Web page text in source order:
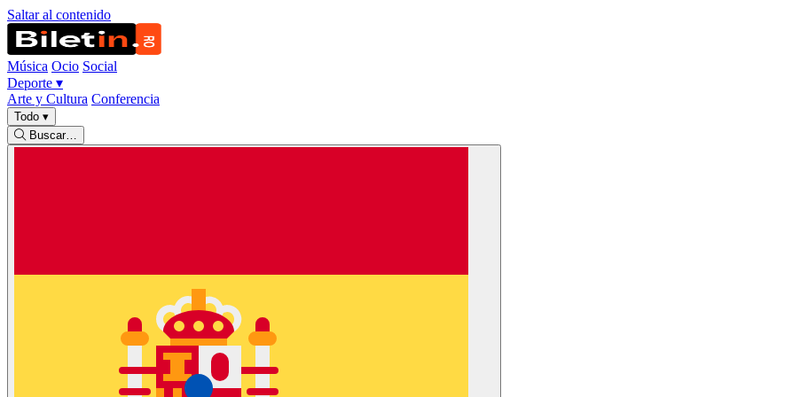
Saltar al contenido
Música Ocio Social
Deporte ▾
Arte y Cultura Conferencia
Todo ▾
Buscar…